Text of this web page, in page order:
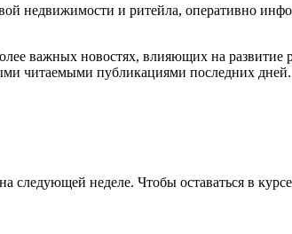
читаемыми публикациями последних дней.